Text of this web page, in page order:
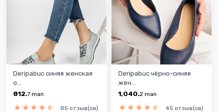
Deripabuc синяя женская
о...
812.7 man
85 отзыв(ов)
Deripabuc чёрно-синяя
жен...
1,040.2 man
45 отзыв(ов)